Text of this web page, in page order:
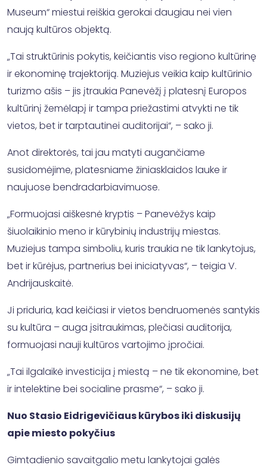
Museum“ miestui reiškia gerokai daugiau nei vien
naują kultūros objektą.
„Tai struktūrinis pokytis, keičiantis viso regiono kultūrinę
ir ekonominę trajektoriją. Muziejus veikia kaip kultūrinio
turizmo ašis – jis įtraukia Panevėžį į platesnį Europos
kultūrinį žemėlapį ir tampa priežastimi atvykti ne tik
vietos, bet ir tarptautinei auditorijai“, – sako ji.
Anot direktorės, tai jau matyti augančiame
susidomėjime, platesniame žiniasklaidos lauke ir
naujuose bendradarbiavimuose.
„Formuojasi aiškesnė kryptis – Panevėžys kaip
šiuolaikinio meno ir kūrybinių industrijų miestas.
Muziejus tampa simboliu, kuris traukia ne tik lankytojus,
bet ir kūrėjus, partnerius bei iniciatyvas“, – teigia V.
Andrijauskaitė.
Ji priduria, kad keičiasi ir vietos bendruomenės santykis
su kultūra – auga įsitraukimas, plečiasi auditorija,
formuojasi nauji kultūros vartojimo įpročiai.
„Tai ilgalaikė investicija į miestą – ne tik ekonomine, bet
ir intelektine bei socialine prasme“, – sako ji.
Nuo Stasio Eidrigevičiaus kūrybos iki diskusijų
apie miesto pokyčius
Gimtadienio savaitgalio metu lankytojai galės